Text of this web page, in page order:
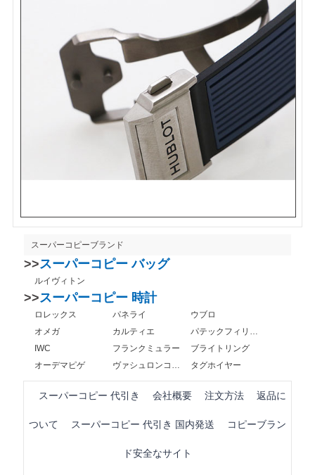
スーパーコピーブランド
>>スーパーコピー バッグ
ルイヴィトン
>>スーパーコピー 時計
ロレックス パネライ
ウブロ
オメガ
カルティエ
IWC
フランクミュラー
ブライトリング
オーデマピゲ
タグホイヤー
スーパーコピー 代引き 会社概要 注文方法 返品に
ついて スーパーコピー 代引き 国内発送 コピーブラン
ド安全なサイト